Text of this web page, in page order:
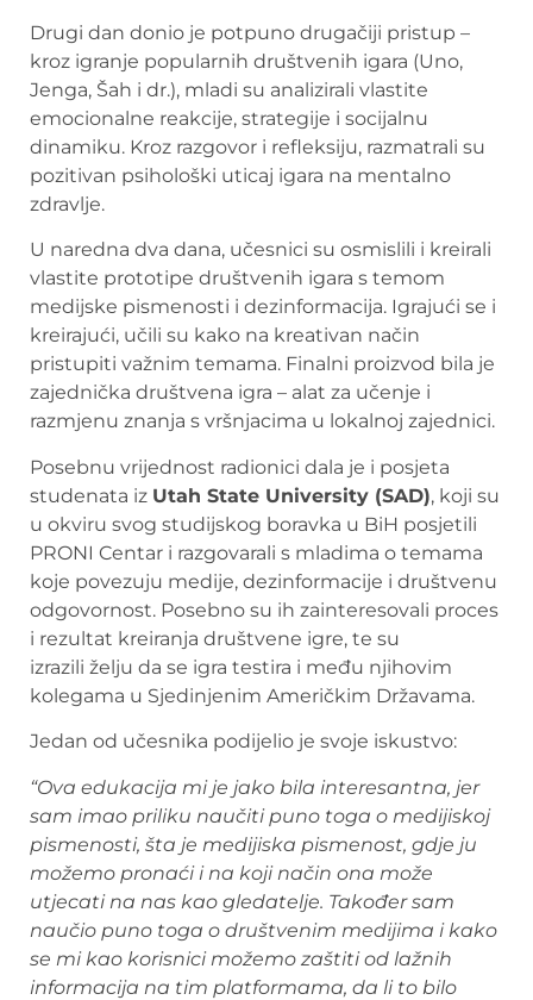
Drugi dan donio je potpuno drugačiji pristup –
kroz igranje popularnih društvenih igara (Uno,
Jenga, Šah i dr.), mladi su analizirali vlastite
emocionalne reakcije, strategije i socijalnu
dinamiku. Kroz razgovor i refleksiju, razmatrali su
pozitivan psihološki uticaj igara na mentalno
zdravlje.
U naredna dva dana, učesnici su osmislili i kreirali
vlastite prototipe društvenih igara s temom
medijske pismenosti i dezinformacija. Igrajući se i
kreirajući, učili su kako na kreativan način
pristupiti važnim temama. Finalni proizvod bila je
zajednička društvena igra – alat za učenje i
razmjenu znanja s vršnjacima u lokalnoj zajednici.
Posebnu vrijednost radionici dala je i posjeta
studenata iz Utah State University (SAD), koji su
u okviru svog studijskog boravka u BiH posjetili
PRONI Centar i razgovarali s mladima o temama
koje povezuju medije, dezinformacije i društvenu
odgovornost. Posebno su ih zainteresovali proces
i rezultat kreiranja društvene igre, te su
izrazili želju da se igra testira i među njihovim
kolegama u Sjedinjenim Američkim Državama.
Jedan od učesnika podijelio je svoje iskustvo:
“Ova edukacija mi je jako bila interesantna, jer
sam imao priliku naučiti puno toga o medijiskoj
pismenosti, šta je medijiska pismenost, gdje ju
možemo pronaći i na koji način ona može
utjecati na nas kao gledatelje. Također sam
naučio puno toga o društvenim medijima i kako
se mi kao korisnici možemo zaštiti od lažnih
informacija na tim platformama, da li to bilo